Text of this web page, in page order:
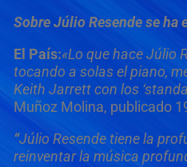
Sobre Júlio Resende se ha
El País:«Lo que hace Júlio
tocando a solas el piano,
Keith ­Jarrett con los
Muñoz Molina, publicado
“Júlio Resende tiene la
reinventar la música